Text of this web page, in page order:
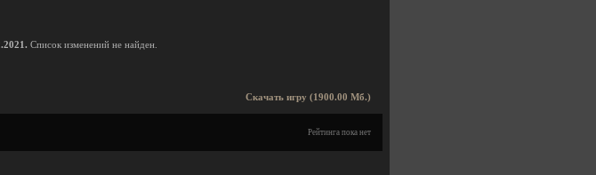
Список изменений не найден.
Скачать игру (1900.00 Мб.)
Рейтинга пока нет